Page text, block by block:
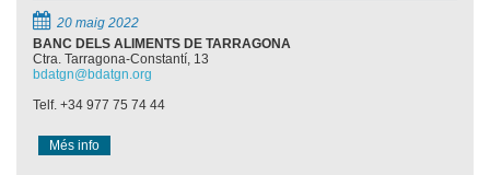
20 maig 2022
BANC DELS ALIMENTS DE TARRAGONA
Ctra. Tarragona-Constantí, 13
bdatgn@bdatgn.org
Telf. +34 977 75 74 44
Més info